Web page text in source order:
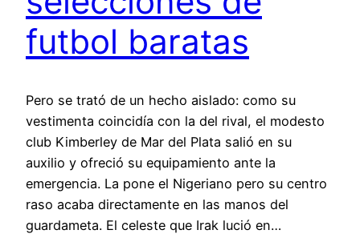
futbol baratas
Pero se trató de un hecho aislado: como su
vestimenta coincidía con la del rival, el modesto
club Kimberley de Mar del Plata salió en su
auxilio y ofreció su equipamiento ante la
emergencia. La pone el Nigeriano pero su centro
raso acaba directamente en las manos del
guardameta. El celeste que Irak lució en…